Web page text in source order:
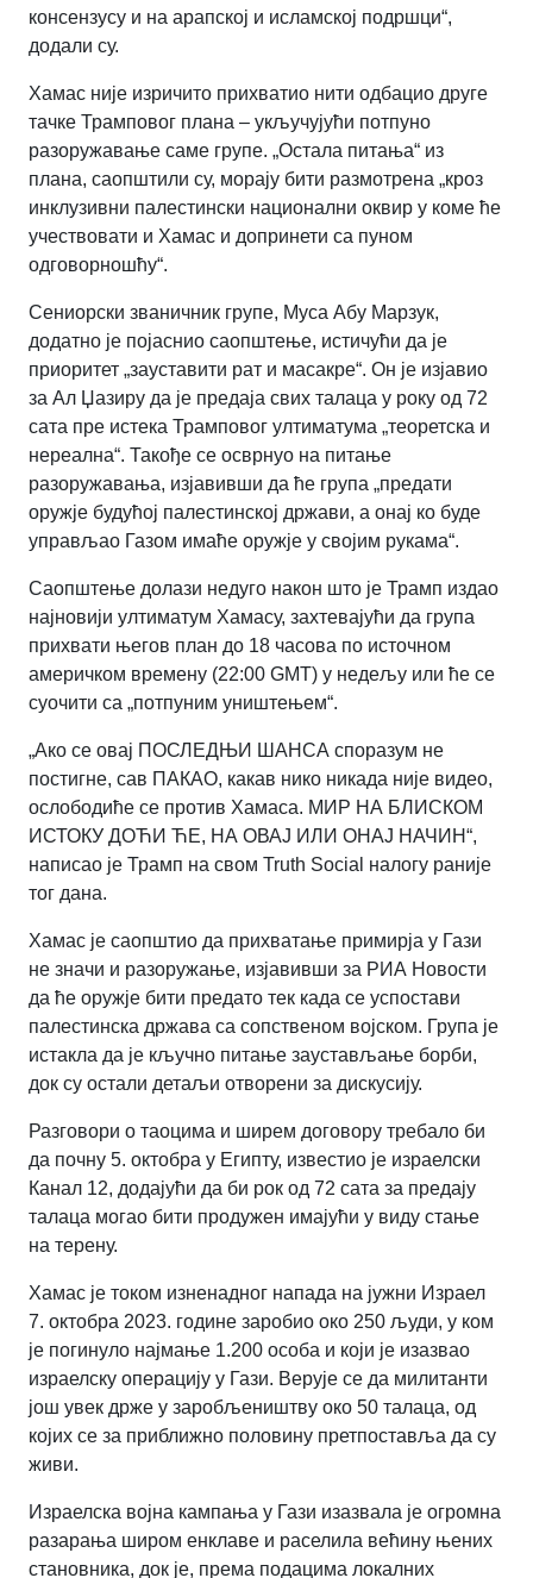
консензусу и на арапској и исламској подршци“,
додали су.
Хамас није изричито прихватио нити одбацио друге
тачке Трамповог плана – укључујући потпуно
разоружавање саме групе. „Остала питања“ из
плана, саопштили су, морају бити размотрена „кроз
инклузивни палестински национални оквир у коме ће
учествовати и Хамас и допринети са пуном
одговорношћу“.
Сениорски званичник групе, Муса Абу Марзук,
додатно је појаснио саопштење, истичући да је
приоритет „зауставити рат и масакре“. Он је изјавио
за Ал Џазиру да је предаја свих талаца у року од 72
сата пре истека Трамповог ултиматума „теоретска и
нереална“. Такође се осврнуо на питање
разоружавања, изјавивши да ће група „предати
оружје будућој палестинској држави, а онај ко буде
управљао Газом имаће оружје у својим рукама“.
Саопштење долази недуго након што је Трамп издао
најновији ултиматум Хамасу, захтевајући да група
прихвати његов план до 18 часова по источном
америчком времену (22:00 GMT) у недељу или ће се
суочити са „потпуним уништењем“.
„Ако се овај ПОСЛЕДЊИ ШАНСА споразум не
постигне, сав ПАКАО, какав нико никада није видео,
ослободиће се против Хамаса. МИР НА БЛИСКОМ
ИСТОКУ ДОЋИ ЋЕ, НА ОВАЈ ИЛИ ОНАЈ НАЧИН“,
написао је Трамп на свом Truth Social налогу раније
тог дана.
Хамас је саопштио да прихватање примирја у Гази
не значи и разоружање, изјавивши за РИА Новости
да ће оружје бити предато тек када се успостави
палестинска држава са сопственом војском. Група је
истакла да је кључно питање заустављање борби,
док су остали детаљи отворени за дискусију.
Разговори о таоцима и ширем договору требало би
да почну 5. октобра у Египту, известио је израелски
Канал 12, додајући да би рок од 72 сата за предају
талаца могао бити продужен имајући у виду стање
на терену.
Хамас је током изненадног напада на јужни Израел
7. октобра 2023. године заробио око 250 људи, у ком
је погинуло најмање 1.200 особа и који је изазвао
израелску операцију у Гази. Верује се да милитанти
још увек држе у заробљеништву око 50 талаца, од
којих се за приближно половину претпоставља да су
живи.
Израелска војна кампања у Гази изазвала је огромна
разарања широм енклаве и раселила већину њених
становника, док је, према подацима локалних